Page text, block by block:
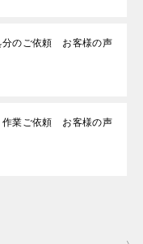
分のご依頼 お客様の声
作業ご依頼 お客様の声